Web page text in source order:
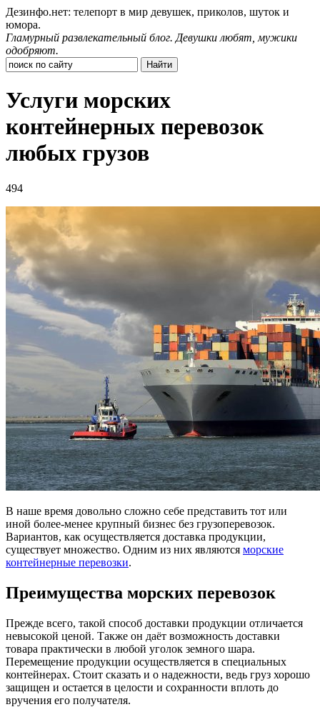
Дезинфо.нет: телепорт в мир девушек, приколов, шуток и
юмора.
Гламурный развлекательный блог. Девушки любят, мужики
одобряют.
Услуги морских
контейнерных перевозок
любых грузов
494
В наше время довольно сложно себе представить тот или
иной более-менее крупный бизнес без грузоперевозок.
Вариантов, как осуществляется доставка продукции,
существует множество. Одним из них являются морские
контейнерные перевозки.
Преимущества морских перевозок
Прежде всего, такой способ доставки продукции отличается
невысокой ценой. Также он даёт возможность доставки
товара практически в любой уголок земного шара.
Перемещение продукции осуществляется в специальных
контейнерах. Стоит сказать и о надежности, ведь груз хорошо
защищен и остается в целости и сохранности вплоть до
вручения его получателя.